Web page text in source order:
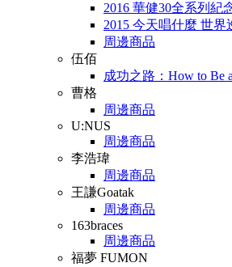
2016 華健30全系列紀
2015 今天唱什麼 世界
周邊商品
伍佰
成功之路：How to Be
曹格
周邊商品
U:NUS
周邊商品
李浩瑋
周邊商品
王謙Goatak
周邊商品
163braces
周邊商品
福夢 FUMON